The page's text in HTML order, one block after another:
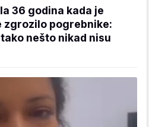
36 godina kada je
zgrozilo pogrebnike:
nešto nikad nisu